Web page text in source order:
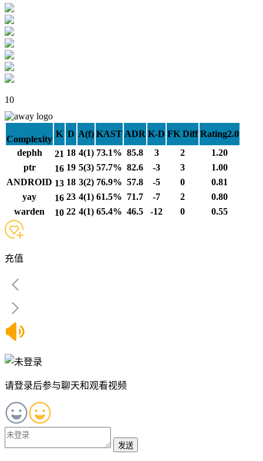
10
Complexity
K D A(f) KAST ADR K-D FK Diff Rating2.0
dephh
21 18 4(1) 73.1% 85.8 3 2
1.20
ptr
16 19 5(3) 57.7% 82.6 -3 3
1.00
ANDROID 13 18 3(2) 76.9% 57.8 -5 0
0.81
yay
16 23 4(1) 61.5% 71.7 -7 2
0.80
warden
10 22 4(1) 65.4% 46.5 -12 0 0.55
充值
请登录后参与聊天和观看视频
发送